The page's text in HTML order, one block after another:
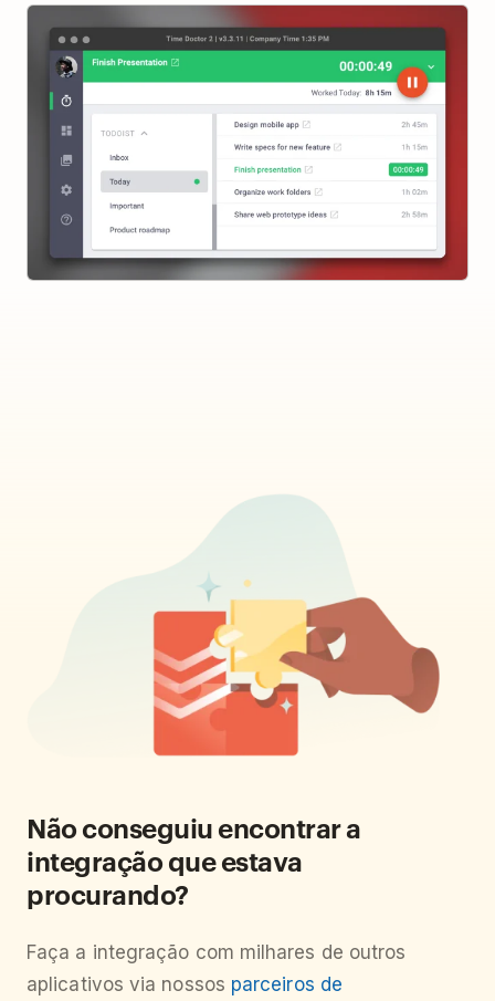
Não conseguiu encontrar a
integração que estava
procurando?
Faça a integração com milhares de outros
aplicativos via nossos parceiros de